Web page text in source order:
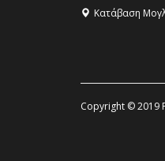
Κατάβαση
Copyright © 2019